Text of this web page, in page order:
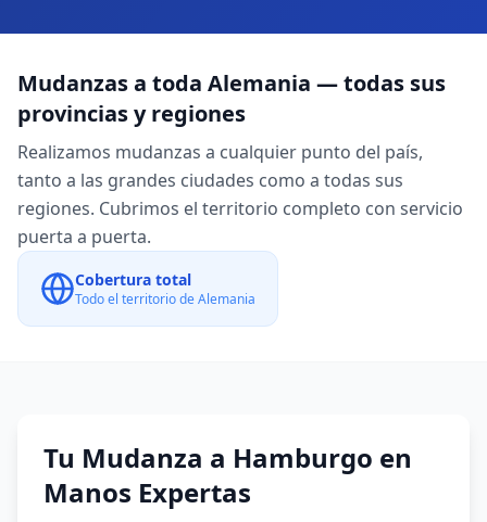
Mudanzas a toda Alemania — todas sus
provincias y regiones
Realizamos mudanzas a cualquier punto del país,
tanto a las grandes ciudades como a todas sus
regiones. Cubrimos el territorio completo con servicio
puerta a puerta.
Cobertura total
Todo el territorio deAlemania
Tu Mudanza a Hamburgo en
Manos Expertas